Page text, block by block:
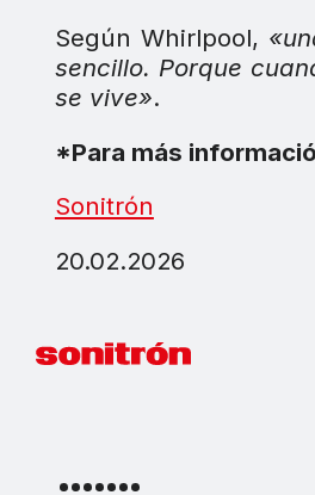
Según Whirlpool,
sencillo. Porque
se vive».
*Para más
Sonitrón
20.02.2026